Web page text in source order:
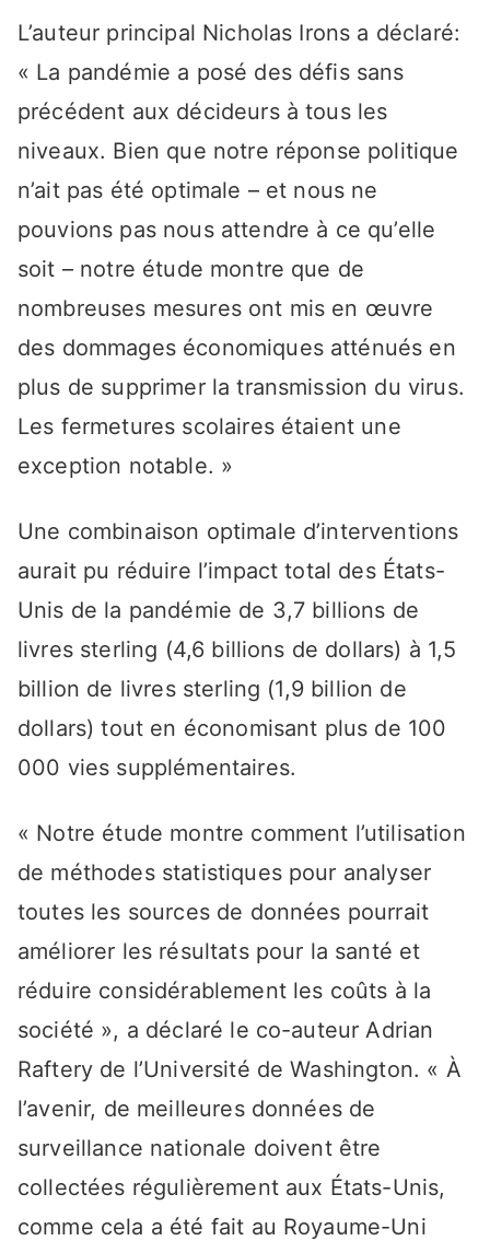
L’auteur principal Nicholas Irons a déclaré:
« La pandémie a posé des défis sans
précédent aux décideurs à tous les
niveaux. Bien que notre réponse politique
n’ait pas été optimale – et nous ne
pouvions pas nous attendre à ce qu’elle
soit – notre étude montre que de
nombreuses mesures ont mis en œuvre
des dommages économiques atténués en
plus de supprimer la transmission du virus.
Les fermetures scolaires étaient une
exception notable. »
Une combinaison optimale d’interventions
aurait pu réduire l’impact total des États-
Unis de la pandémie de 3,7 billions de
livres sterling (4,6 billions de dollars) à 1,5
billion de livres sterling (1,9 billion de
dollars) tout en économisant plus de 100
000 vies supplémentaires.
« Notre étude montre comment l’utilisation
de méthodes statistiques pour analyser
toutes les sources de données pourrait
améliorer les résultats pour la santé et
réduire considérablement les coûts à la
société », a déclaré le co-auteur Adrian
Raftery de l’Université de Washington. « À
l’avenir, de meilleures données de
surveillance nationale doivent être
collectées régulièrement aux États-Unis,
comme cela a été fait au Royaume-Uni